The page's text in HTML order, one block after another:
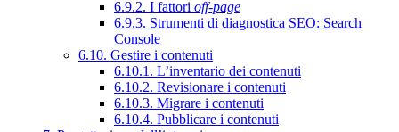
6.9.2. I fattori off-page
6.9.3. Strumenti di diagnostica SEO: Search
Console
6.10. Gestire i contenuti
6.10.1. L’inventario dei contenuti
6.10.2. Revisionare i contenuti
6.10.3. Migrare i contenuti
6.10.4. Pubblicare i contenuti